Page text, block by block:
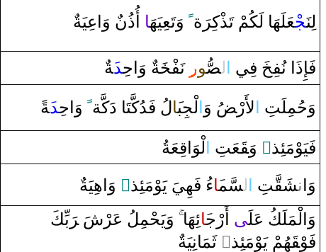
لِنَ‍‍جْ‍‍عَلَهَا‌ لَكُمْ تَذْكِ‍رَ ةً ‌ ‌وَتَعِيَهَ‍‍ا ‌ ‌أُ‌ذُن ‌ ‌وَ‌اعِيَةٌ
فَإِ‌ذَ‌ا‌ نُفِ‍‍خَ فِي ل‍‍صُّ‍‍و‌ر ‍ِ‍‌ نَفْ‍‍خَ‍‍ة ‌ ‌وَ‌احِ‍‍د‍َ‍ةٌ
وَحُمِلَتِ لأَ‌رْ‍ضُ ‌وَ لْجِب‍‍َ‍الُ فَدُكَّتَا‌ ‌دَكَّةً ‌ ‌وَ‌احِ‍‍د‍َ‍ةً
فَيَوْمَئِذ‌ٍ ‌ ‌وَ‍قَ‍‍عَتِ لْوَ‌ا قِ‍‍عَةُ
وَ‌ا‌ ن‍‍شَ‍‍قَّ‍‍تِ ل‍‍سَّم‍‍َ‍ا‌ءُ‌ فَهِيَ يَوْمَئِذ‌ٍ ‌ ‌وَ‌اهِيَةٌ
وَ‌الْمَلَكُ عَلَ‍‍ى ‌ ‌أَ‌رْج‍‍َ‍ائِهَا‌ ‌وَيَحْمِلُ عَرْشَ ‌‍رَبِّكَ
فَوْ‍قَ‍‍هُمْ يَوْمَئِذ‌‌ٍ ‌ ثَمَانِيَةٌ